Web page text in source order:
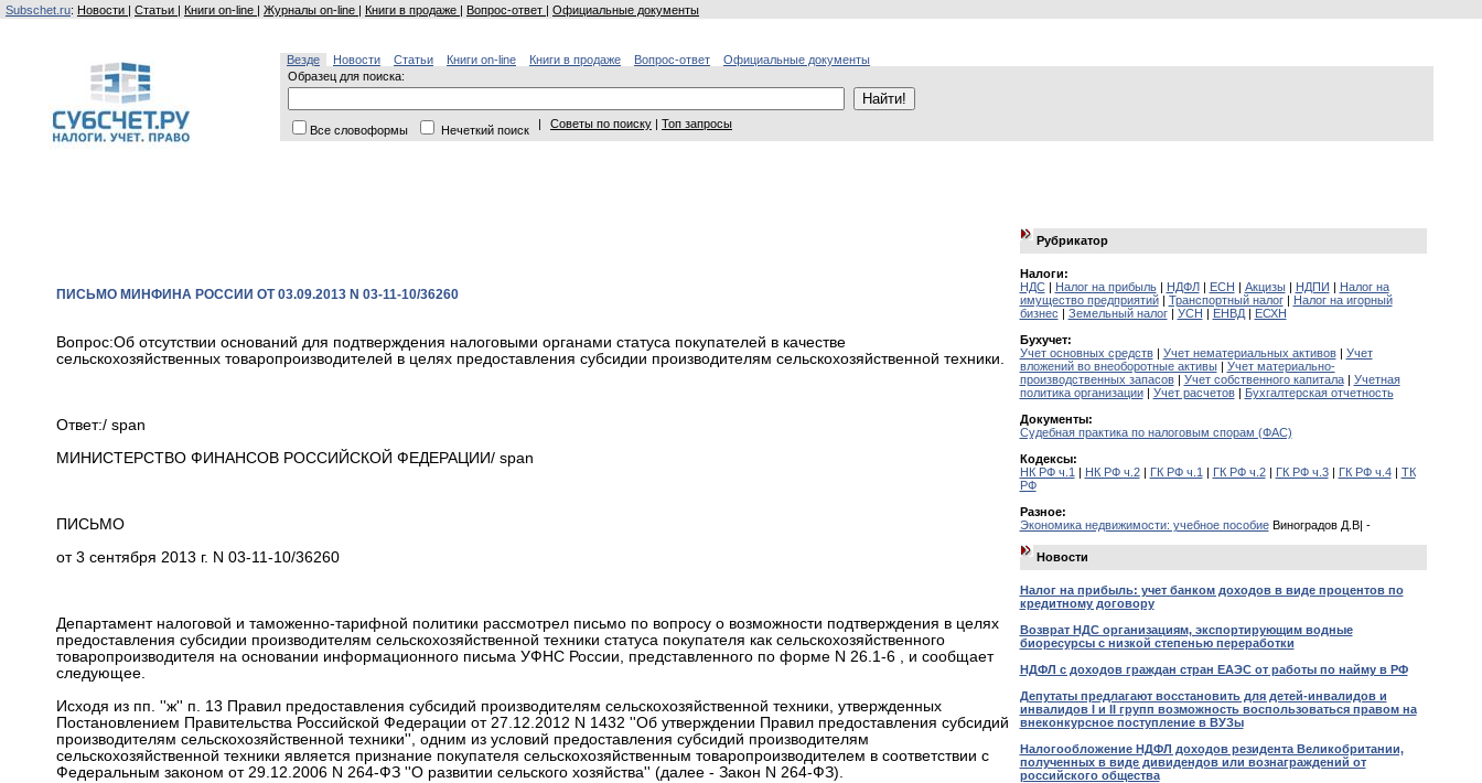
Subschet.ru: Новости | Статьи | Книги on-line | Журналы on-line | Книги в продаже | Вопрос-ответ | Официальные документы
Везде Новости Статьи Книги on-line Книги в продаже Вопрос-ответ
Официальные документы
Образец для поиска:
Все словоформы Нечеткий поиск | Советы по поиску | Топ запросы
ПИСЬМО МИНФИНА РОССИИ ОТ 03.09.2013 N 03-11-10/36260
Вопрос:Об отсутствии оснований для подтверждения налоговыми органами статуса покупателей в качестве
сельскохозяйственных товаропроизводителей в целях предоставления субсидии производителям сельскохозяйственной техники.
Ответ:/ span
МИНИСТЕРСТВО ФИНАНСОВ РОССИЙСКОЙ ФЕДЕРАЦИИ/ span
ПИСЬМО
от 3 сентября 2013 г. N 03-11-10/36260
Департамент налоговой и таможенно-тарифной политики рассмотрел письмо по вопросу о возможности подтверждения в целях
предоставления субсидии производителям сельскохозяйственной техники статуса покупателя как сельскохозяйственного
товаропроизводителя на основании информационного письма УФНС России, представленного по форме N 26.1-6 , и сообщает
следующее.
Исходя из пп. ''ж'' п. 13 Правил предоставления субсидий производителям сельскохозяйственной техники, утвержденных
Постановлением Правительства Российской Федерации от 27.12.2012 N 1432 ''Об утверждении Правил предоставления субсидий
производителям сельскохозяйственной техники'', одним из условий предоставления субсидий производителям
сельскохозяйственной техники является признание покупателя сельскохозяйственным товаропроизводителем в соответствии с
Федеральным законом от 29.12.2006 N 264-ФЗ ''О развитии сельского хозяйства'' (далее - Закон N 264-ФЗ).
Рубрикатор
Налоги:
НДС| Налог на прибыль| НДФЛ| ЕСН | Акцизы| НДПИ | Налог на
имущество предприятий| Транспортный налог| Налог на игорный
бизнес | Земельный налог| УСН | ЕНВД| ЕСХН
Бухучет:
Учет основных средств| Учет нематериальных активов| Учет
вложений во внеоборотные активы| Учет материально-
производственных запасов| Учет собственного капитала| Учетная
политика организации| Учет расчетов| Бухгалтерская отчетность
Документы:
Судебная практика по налоговым спорам (ФАС)
Кодексы:
НК РФ ч.1 | НК РФ ч.2| ГК РФ ч.1 | ГК РФ ч.2| ГК РФ ч.3| ГК РФ ч.4| ТК
РФ
Разное:
Экономика недвижимости: учебное пособиеВиноградов Д.В| -
Новости
Налог на прибыль: учет банком доходов в виде процентов по
кредитному договору
Возврат НДС организациям, экспортирующим водные
биоресурсы с низкой степенью переработки
НДФЛ с доходов граждан стран ЕАЭС от работы по найму в РФ
Депутаты предлагают восстановить для детей-инвалидов и
инвалидов I и II групп возможность воспользоваться правом на
внеконкурсное поступление в ВУЗы
Налогообложение НДФЛ доходов резидента Великобритании,
полученных в виде дивидендов или вознаграждений от
российского общества